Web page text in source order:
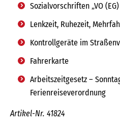
Sozialvorschriften „VO
Lenkzeit, Ruhezeit,
Kontrollgeräte im
Fahrerkarte
Arbeitszeitgesetz –
Ferienreiseverordnung
Artikel-Nr. 41824